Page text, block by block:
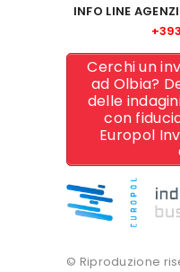
INFO LINE
Cerchi un
ad Olbia?
delle
con
Europol
© Riproduzione